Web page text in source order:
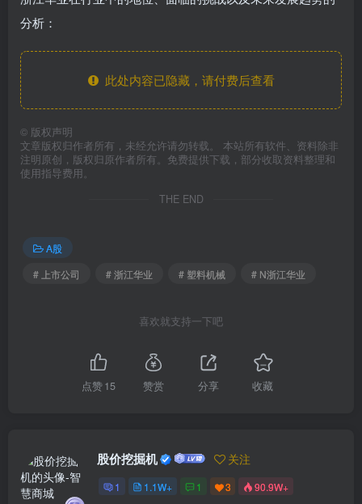
分析：
此处内容已隐藏，请付费后查看
© 版权声明
文章版权归作者所有，未经允许请勿转载。 本站所有软件、资料除非
注明原创，版权归原作者所有。免费提供下载，部分收取资料整理和
使用指导费用。
THE END
A股
# 上市公司
# 浙江华业 # 塑料机械 # N浙江华业
喜欢就支持一下吧
点赞15 赞赏 分享 收藏
股价挖掘机 关注
1 1.1W+ 1 3 90.9W+